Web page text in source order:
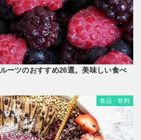
ーツのおすすめ26選。美味しい食べ
食品・飲料